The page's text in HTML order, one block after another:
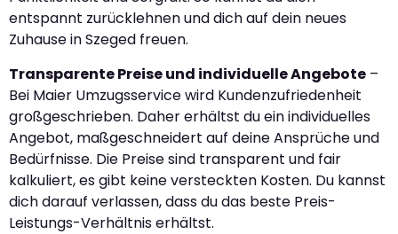
entspannt zurücklehnen und dich auf dein neues
Zuhause in Szeged freuen.
Transparente Preise und individuelle Angebote –
Bei Maier Umzugsservice wird Kundenzufriedenheit
großgeschrieben. Daher erhältst du ein individuelles
Angebot, maßgeschneidert auf deine Ansprüche und
Bedürfnisse. Die Preise sind transparent und fair
kalkuliert, es gibt keine versteckten Kosten. Du kannst
dich darauf verlassen, dass du das beste Preis-
Leistungs-Verhältnis erhältst.